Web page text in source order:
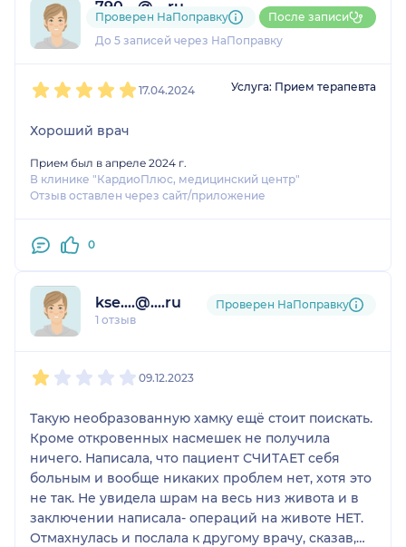
790....@....ru
1 отзыв
До 5 записей через НаПоправку
Проверен НаПоправку После записи
17.04.2024 Услуга: Прием терапевта
Хороший врач
Прием был в апреле 2024 г.
В клинике "КардиоПлюс, медицинский центр"
Отзыв оставлен через сайт/приложение
0
kse....@....ru
1 отзыв
Проверен НаПоправку
09.12.2023
Такую необразованную хамку ещё стоит поискать.
Кроме откровенных насмешек не получила
ничего. Написала, что пациент СЧИТАЕТ себя
больным и вообще никаких проблем нет, хотя это
не так. Не увидела шрам на весь низ живота и в
заключении написала- операций на животе НЕТ.
Отмахнулась и послала к другому врачу, сказав,